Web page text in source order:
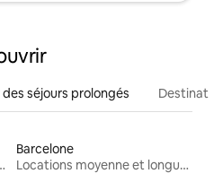
séjours prolongés
longue durée
Barcelone
Locations moyenne et longue durée